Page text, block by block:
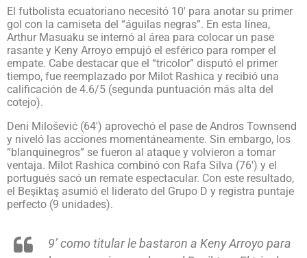
El futbolista ecuatoriano necesitó 10′ para anotar su primer
gol con la camiseta del “águilas negras”. En esta línea,
Arthur Masuaku se internó al área para colocar un pase
rasante y Keny Arroyo empujó el esférico para romper el
empate. Cabe destacar que el “tricolor” disputó el primer
tiempo, fue reemplazado por Milot Rashica y recibió una
calificación de 4.6/5 (segunda puntuación más alta del
cotejo).
Deni Milošević (64′) aprovechó el pase de Andros Townsend
y niveló las acciones momentáneamente. Sin embargo, los
“blanquinegros” se fueron al ataque y volvieron a tomar
ventaja. Milot Rashica combinó con Rafa Silva (76′) y el
portugués sacó un remate espectacular. Con este resultado,
el Beşiktaş asumió el liderato del Grupo D y registra puntaje
perfecto (9 unidades).
9’ como titular le bastaron a Keny Arroyo para